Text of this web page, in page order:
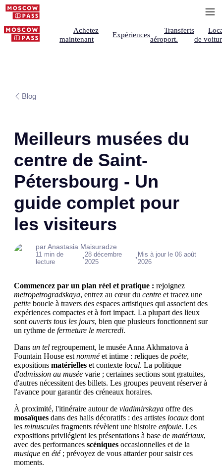
Achetez
maintenant
Expériences
Transferts
aéroport.
de
Blog
Meilleurs musées du
centre de Saint-
Pétersbourg - Un
guide complet pour
les visiteurs
par Anastasia Maisuradze
11 min de
lecture
•28 décembre
2025
• Mis à jour le 06 août
2026
Commencez par un plan réel et pratique : rejoignez
metropetrogradskaya, entrez au cœur du centre et tracez une
petite boucle à travers des espaces artistiques qui associent des
expériences compactes et à fort impact. La plupart des lieux
sont ouverts tous les jours, bien que plusieurs fonctionnent sur
un rythme de fermeture le mercredi.
Dans un tel regroupement, le musée Anna Akhmatova à
Fountain House est nomméet intime : reliques de poète,
expositions matérielles et contexte local. La politique
d'admission au musée varie ; certaines sections sont gratuites,
d'autres nécessitent des billets. Les groupes peuvent réserver à
l'avance pour garantir des créneaux horaires.
À proximité, l'itinéraire autour de vladimirskaya offre des
mosaïques dans des halls décoratifs : des artistes locaux dont
les minuscules fragments révèlent une histoire enfouie. Les
expositions privilégient les présentations à base de matériaux,
avec des performances scéniques occasionnelles et de la
musique en été; prévoyez de vous attarder pour saisir ces
moments.